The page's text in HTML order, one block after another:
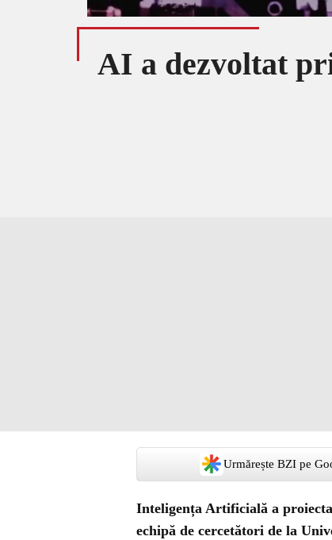
AI a dezvoltat
Urmărește BZI pe
Inteligența Artificială a
echipă de cercetători de la